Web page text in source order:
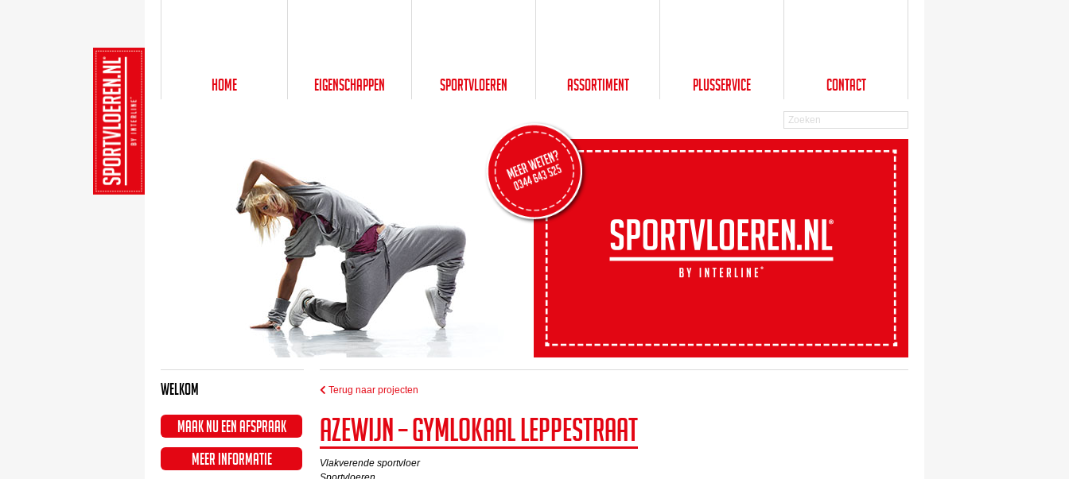
Home Eigenschappen Sportvloeren Assortiment PlusService Contact
Welkom
Maak nu een afspraak
Meer informatie
Terug naar projecten
Azewijn – Gymlokaal Leppestraat
Vlakverende sportvloer